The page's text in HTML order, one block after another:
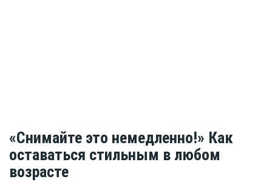
«Снимайте это немедленно!» Как
оставаться стильным в любом
возрасте